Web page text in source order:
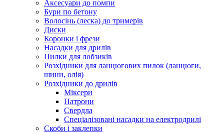
Аксесуари до помпи
Бури по бетону
Волосінь (леска) до тримерів
Диски
Коронки і фрези
Насадки для дрилів
Пилки для лобзиків
Розхідники для ланцюгових пилок (ланцюги,
шини, олія)
Розхідники до дрилів
Міксери
Патрони
Свердла
Спеціалізовані насадки на електродрилі
Скоби і заклепки